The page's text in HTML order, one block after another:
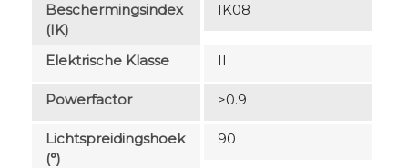
Beschermingsindex
(IK)
IK08
Elektrische Klasse II
Powerfactor >0.9
Lichtspreidingshoek
(°)
90